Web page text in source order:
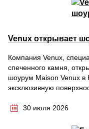
Venux открывает
Компания Venux,
спеченного камня,
шоурум Maison Venux в
эксклюзивную
30 июля 2026